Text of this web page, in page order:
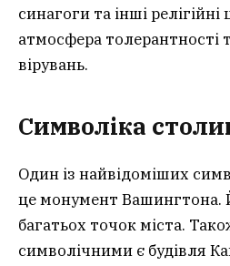
синагоги та інші
атмосфера толерантності
вірувань.
Символіка
Один із найвідоміших
це монумент Вашингтона.
багатьох точок міста.
символічними є будівля